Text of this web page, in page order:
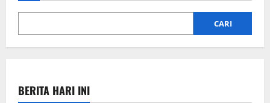
Bahagia
CARI
BERITA HARI INI